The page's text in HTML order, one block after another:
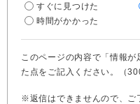
すぐに見つけた
時間がかかった
このページの内容で「情報
た点をご記入ください。（
※返信はできませんので、ご